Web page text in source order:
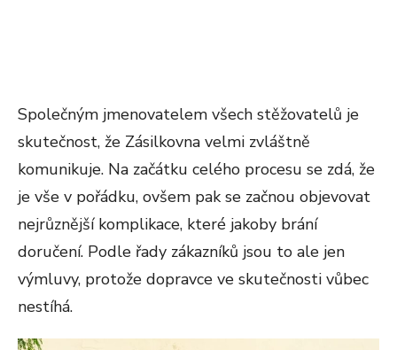
Společným jmenovatelem všech stěžovatelů je
skutečnost, že Zásilkovna velmi zvláštně
komunikuje. Na začátku celého procesu se zdá, že
je vše v pořádku, ovšem pak se začnou objevovat
nejrůznější komplikace, které jakoby brání
doručení. Podle řady zákazníků jsou to ale jen
výmluvy, protože dopravce ve skutečnosti vůbec
nestíhá.